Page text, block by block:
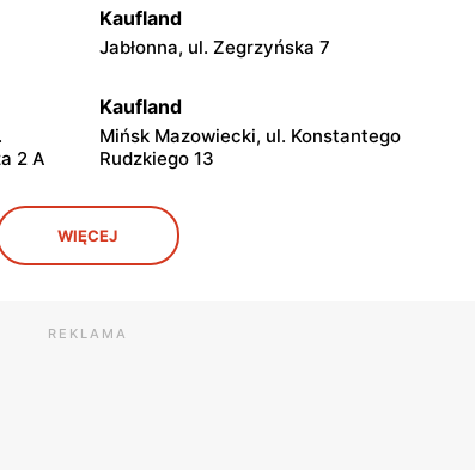
Kaufland
Jabłonna, ul. Zegrzyńska 7
2 A
Kaufland
Mińsk Mazowiecki, ul. Konstantego
Rudzkiego 13
Kaufland
Sochaczew al. 600-lecia 39
Stefana
Łowicz, ul. Stefana Starzyńskiego 10-12
WIĘCEJ
REKLAMA